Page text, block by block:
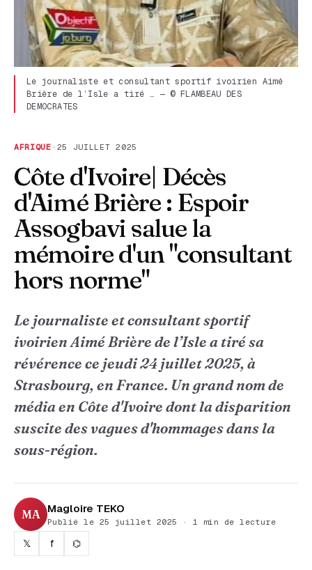
Le journaliste et consultant sportif ivoirien Aimé
Brière de l’Isle a tiré … — © FLAMBEAU DES
DEMOCRATES
AFRIQUE · 25 JUILLET 2025
Côte d'Ivoire| Décès
d'Aimé Brière : Espoir
Assogbavi salue la
mémoire d'un "consultant
hors norme"
Le journaliste et consultant sportif
ivoirien Aimé Brière de l’Isle a tiré sa
révérence ce jeudi 24 juillet 2025, à
Strasbourg, en France. Un grand nom de
média en Côte d'Ivoire dont la disparition
suscite des vagues d'hommages dans la
sous-région.
MA Magloire TEKO
Publié le 25 juillet 2025 · 1 min de lecture
𝕏 f ⌬